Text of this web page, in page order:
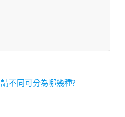
不同可分為哪幾種?